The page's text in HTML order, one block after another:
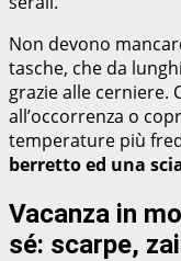
Non devono
tasche, che da
grazie alle cerniere.
all’occorrenza o
temperature più
berretto ed una
Vacanza in
sé: scarpe,